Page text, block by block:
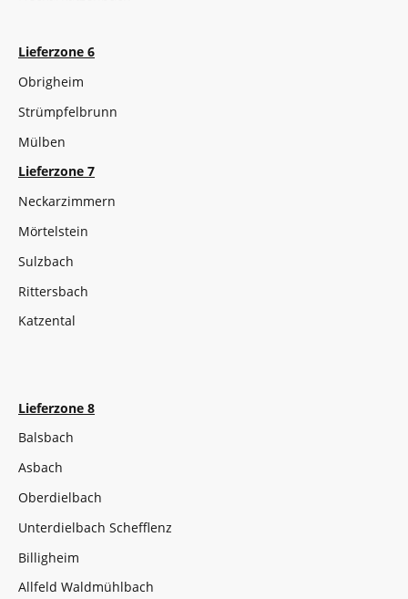
Lieferzone 6
Obrigheim
Strümpfelbrunn
Mülben
Lieferzone 7
Neckarzimmern
Mörtelstein
Sulzbach
Rittersbach
Katzental
Lieferzone 8
Balsbach
Asbach
Oberdielbach
Unterdielbach Schefflenz
Billigheim
Allfeld Waldmühlbach